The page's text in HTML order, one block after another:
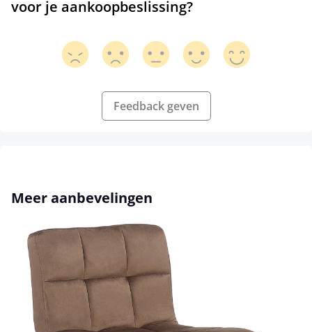
voor je aankoopbeslissing?
Feedback geven
Productgalerij overslaan
Meer aanbevelingen